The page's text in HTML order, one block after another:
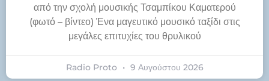
από την σχολή μουσικής Τσαμπίκου Καματερού
(φωτό – βίντεο) Ένα μαγευτικό μουσικό ταξίδι στις
μεγάλες επιτυχίες του θρυλικού
Radio Proto 9 Αυγούστου 2026